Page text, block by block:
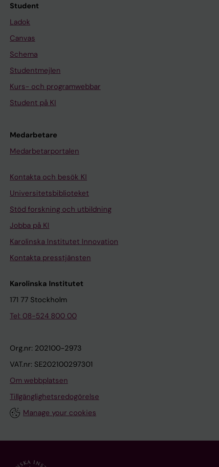
Student
Ladok
Canvas
Schema
Studentmejlen
Kurs- och programwebbar
Student på KI
Medarbetare
Medarbetarportalen
Kontakta och besök KI
Universitetsbiblioteket
Stöd forskning och utbildning
Jobba på KI
Karolinska Institutet Innovation
Kontakta presstjänsten
Karolinska Institutet
171 77 Stockholm
Tel: 08-524 800 00
Org.nr: 202100-2973
VAT.nr: SE202100297301
Om webbplatsen
Tillgänglighetsredogörelse
Manage your cookies